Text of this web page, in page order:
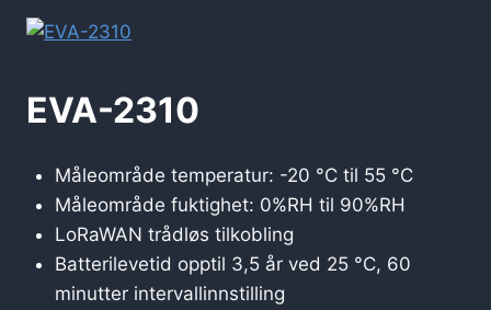
EVA-2310
Måleområde temperatur: -20 °C til 55 °C
Måleområde fuktighet: 0%RH til 90%RH
LoRaWAN trådløs tilkobling
Batterilevetid opptil 3,5 år ved 25 °C, 60
minutter intervallinnstilling